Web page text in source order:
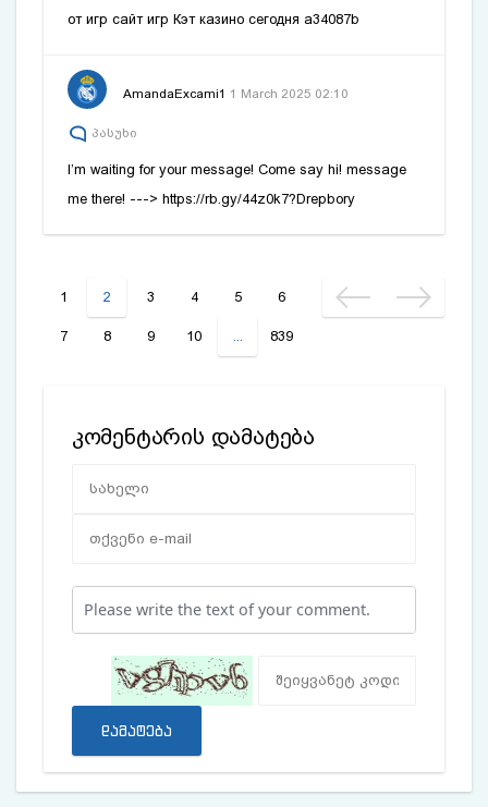
от игр сайт игр Кэт казино сегодня a34087b
AmandaExcami1 1 March 2025 02:10
პასუხი
I’m waiting for your message! Come say hi! message
me there! ---> https://rb.gy/44z0k7?Drepbory
1 2 3 4 5 6
7 8 9 10 839
კომენტარის დამატება
დამატება